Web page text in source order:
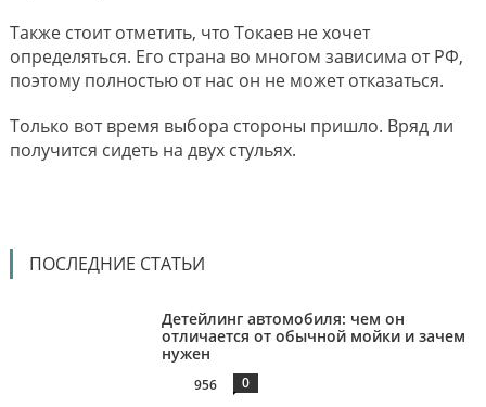
Также стоит отметить, что Токаев не хочет
определяться. Его страна во многом зависима от РФ,
поэтому полностью от нас он не может отказаться.
Только вот время выбора стороны пришло. Вряд ли
получится сидеть на двух стульях.
ПОСЛЕДНИЕ СТАТЬИ
Детейлинг автомобиля: чем он
отличается от обычной мойки и зачем
нужен
956 0